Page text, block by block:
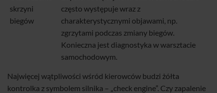
skrzyni
biegów
często występuje wraz z
charakterystycznymi objawami, np.
zgrzytami podczas zmiany biegów.
Konieczna jest diagnostyka w warsztacie
samochodowym.
Najwięcej wątpliwości wśród kierowców budzi żółta
kontrolka z symbolem silnika – „check engine”. Czy zapalenie